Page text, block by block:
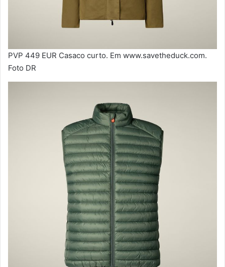
PVP 449 EUR Casaco curto. Em www.savetheduck.com.
Foto DR